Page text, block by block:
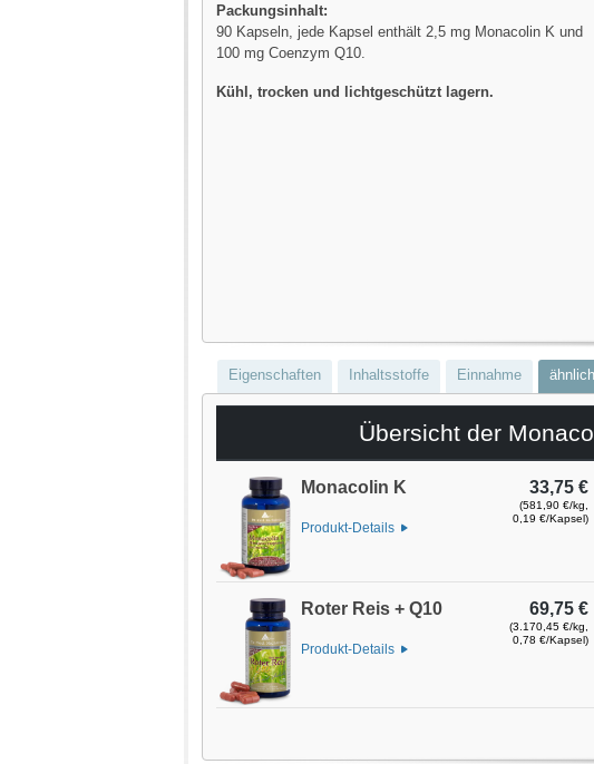
Packungsinhalt:
90 Kapseln, jede Kapsel enthält 2,5 mg Monacolin K und
100 mg Coenzym Q10.
Kühl, trocken und lichtgeschützt lagern.
Eigenschaften Inhaltsstoffe Einnahme
Übersicht der
Monacolin K
Produkt-Details
33,75 €
(581,90 €/kg,
0,19 €/Kapsel)
Roter Reis + Q10
Produkt-Details
69,75 €
(3.170,45 €/kg,
0,78 €/Kapsel)